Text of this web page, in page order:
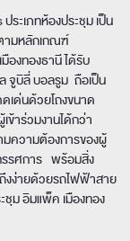
ะเภทห้องประชุม เป็น
ามหลักเกณฑ์
องทองธานี ได้รับ
จูบิลี่ บอลรูม ถือเป็น
เด่นด้วยโถงขนาด
ข้าร่วมงานได้กว่า
มความต้องการของผู้
รรศการ พร้อมสิ่ง
งง่ายด้วยรถไฟฟ้าสาย
ม อิมแพ็ค เมืองทอง